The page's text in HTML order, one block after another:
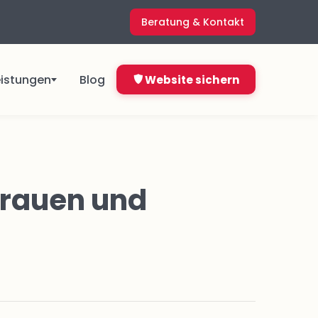
Beratung & Kontakt
Blog
4,99 €
pro Monat
Website sichern
und